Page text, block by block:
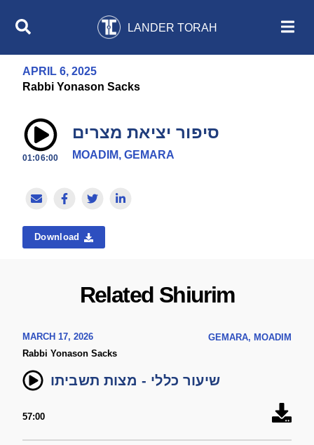
LANDER TORAH
APRIL 6, 2025
Rabbi Yonason Sacks
01:06:00
סיפור יציאת מצרים
MOADIM, GEMARA
Download
Related Shiurim
MARCH 17, 2026
GEMARA, MOADIM
Rabbi Yonason Sacks
שיעור כללי - מצות תשביתו
57:00